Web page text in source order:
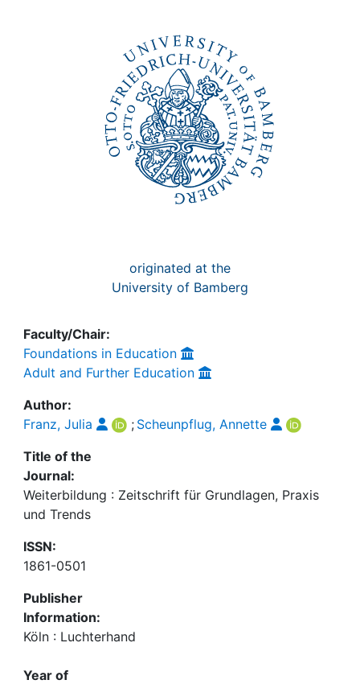
originated at the
University of Bamberg
Faculty/Chair:
Foundations in Education
Adult and Further Education
Author:
Franz, Julia
; Scheunpflug, Annette
Title of the
Journal:
Weiterbildung : Zeitschrift für Grundlagen, Praxis
und Trends
ISSN:
1861-0501
Publisher
Information:
Köln : Luchterhand
Year of